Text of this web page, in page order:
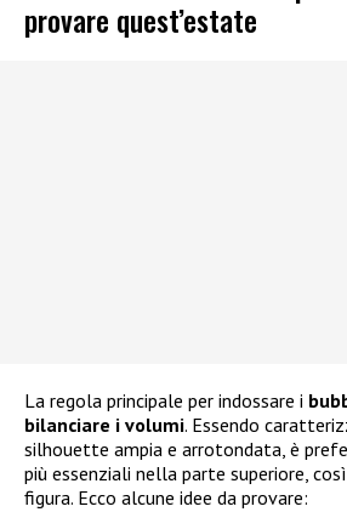
provare quest’estate
La regola principale per indossare i
bilanciare i volumi. Essendo
silhouette ampia e arrotondata, è
più essenziali nella parte superiore,
figura. Ecco alcune idee da provare: